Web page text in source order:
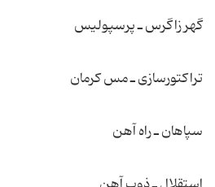
گهر زاگرس ـ پرسپولیس
تراكتورسازی ـ مس كرمان
سپاهان ـ راه آهن